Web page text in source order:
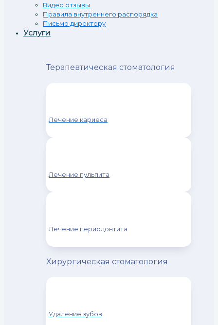
Видео отзывы
Правила внутреннего распорядка
Письмо директору
Услуги
Терапевтическая стоматология
Лечение кариеса
Лечение пульпита
Лечение периодонтита
Хирургическая стоматология
Удаление зубов